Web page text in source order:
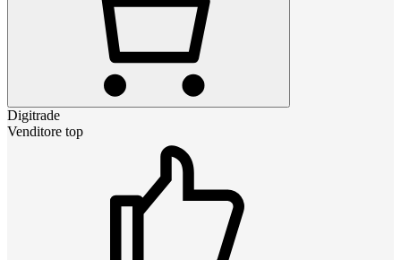
Digitrade
Venditore top